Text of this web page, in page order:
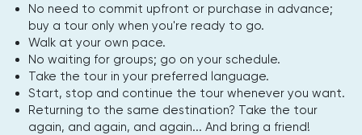
No need to commit upfront or purchase in advance;
buy a tour only when you're ready to go.
Walk at your own pace.
No waiting for groups; go on your schedule.
Take the tour in your preferred language.
Start, stop and continue the tour whenever you want.
Returning to the same destination? Take the tour
again, and again, and again... And bring a friend!